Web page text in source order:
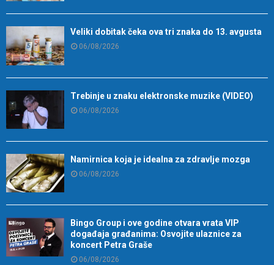
Veliki dobitak čeka ova tri znaka do 13. avgusta
06/08/2026
Trebinje u znaku elektronske muzike (VIDEO)
06/08/2026
Namirnica koja je idealna za zdravlje mozga
06/08/2026
Bingo Group i ove godine otvara vrata VIP
događaja građanima: Osvojite ulaznice za
koncert Petra Graše
06/08/2026